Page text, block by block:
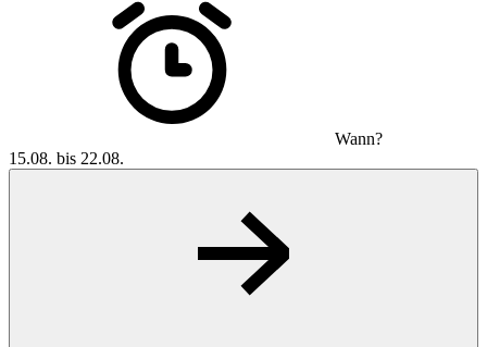
Wann?
15.08. bis 22.08.